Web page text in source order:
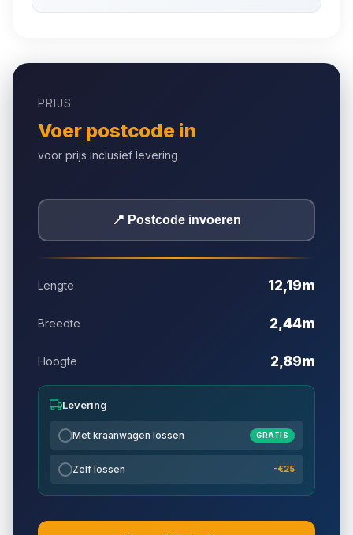
PRIJS
Voer postcode in
voor prijs inclusief levering
📍 Postcode invoeren
Lengte 12,19m
Breedte 2,44m
Hoogte 2,89m
Levering
Met kraanwagen lossen GRATIS
Zelf lossen -€25